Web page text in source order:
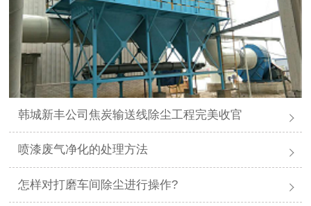
韩城新丰公司焦炭输送线除尘工程完美收官
喷漆废气净化的处理方法
怎样对打磨车间除尘进行操作?